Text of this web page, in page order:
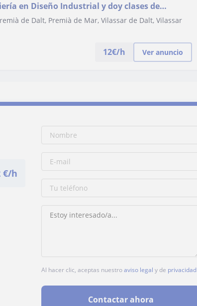
en Diseño Industrial y doy clases de
y física para primaria, ESO y bachi.
de Dalt, Premià de Mar, Vilassar de Dalt, Vilassar
12€/h Ver anuncio
€/h
Al hacer clic, aceptas nuestroaviso legal y de privacidad
Contactar ahora